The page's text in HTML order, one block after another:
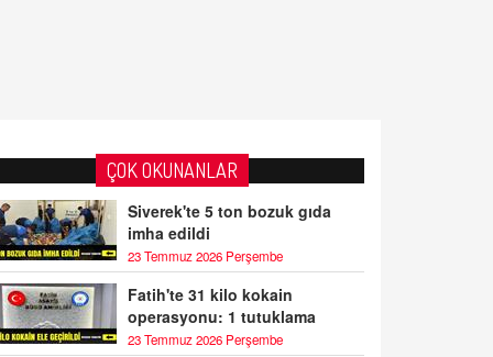
ÇOK OKUNANLAR
Siverek'te 5 ton bozuk gıda
imha edildi
23 Temmuz 2026 Perşembe
Fatih'te 31 kilo kokain
operasyonu: 1 tutuklama
23 Temmuz 2026 Perşembe